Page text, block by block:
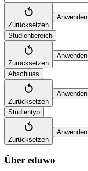
Zurücksetzen
Anwenden
Studienbereich
Zurücksetzen
Anwenden
Abschluss
Zurücksetzen
Anwenden
Studientyp
Zurücksetzen
Anwenden
Über eduwo